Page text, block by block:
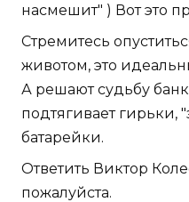
насмешит" ) Вот это
Стремитесь
животом, это
А решают судьбу
подтягивает гирьки,
батарейки.
Ответить Виктор
пожалуйста.